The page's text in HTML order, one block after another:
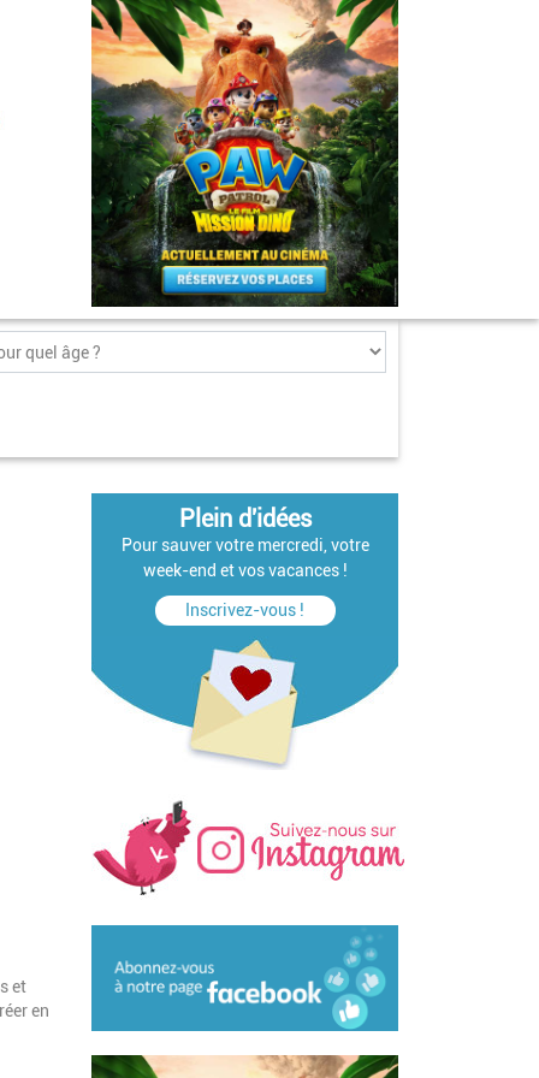
et
en
Plein d'idées
Pour sauver votre mercredi, votre
week-end et vos vacances !
Inscrivez-vous !